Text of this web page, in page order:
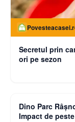
Secretul prin
ori pe sezon
Dino Parc
Impact de